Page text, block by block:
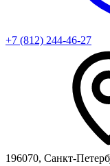
+7 (812) 244-46-27
196070, Санкт-